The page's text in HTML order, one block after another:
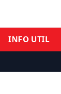
INFO UTIL